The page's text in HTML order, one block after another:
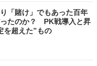
「賭け」でもあった百年
たのか？ PK戦導入と昇
を超えた”もの